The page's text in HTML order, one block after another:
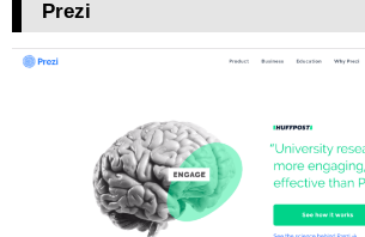
Prezi